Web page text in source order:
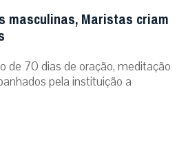
masculinas, Maristas criam
de 70 dias de oração, meditação
pela instituição a